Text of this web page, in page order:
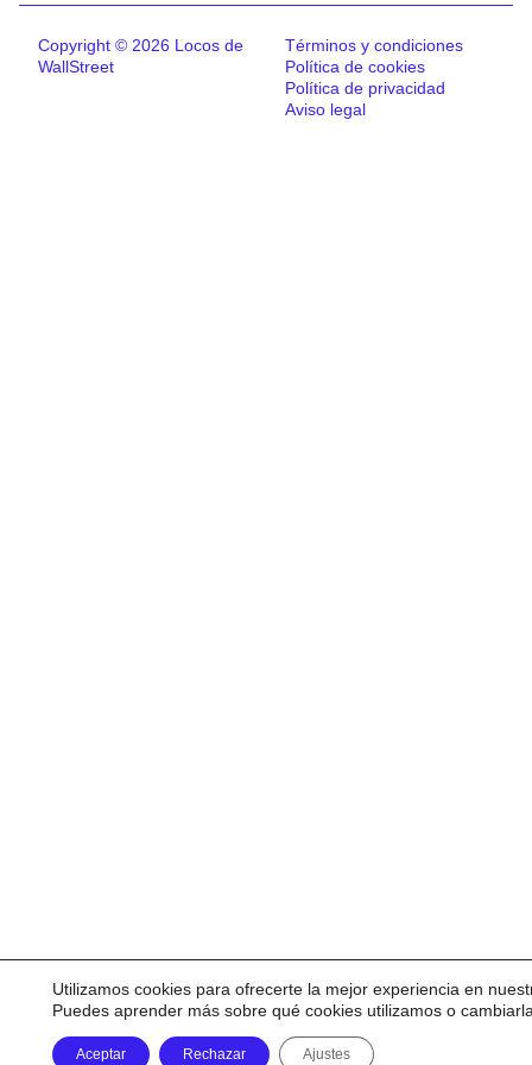
Copyright © 2026 Locos de
WallStreet
Términos y condiciones
Política de cookies
Política de privacidad
Aviso legal
Utilizamos cookies para ofrecerte la mejor experiencia en
Puedes aprender más sobre qué cookies utilizamos o
Aceptar Rechazar Ajustes